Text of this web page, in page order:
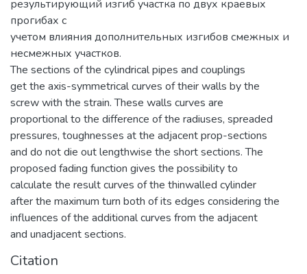
результирующий изгиб участка по двух краевых
прогибах с
учетом влияния дополнительных изгибов смежных и
несмежных участков.
The sections of the cylindrical pipes and couplings
get the axis-symmetrical curves of their walls by the
screw with the strain. These walls curves are
proportional to the difference of the radiuses, spreaded
pressures, toughnesses at the adjacent prop-sections
and do not die out lengthwise the short sections. The
proposed fading function gives the possibility to
calculate the result curves of the thinwalled cylinder
after the maximum turn both of its edges considering the
influences of the additional curves from the adjacent
and unadjacent sections.
Citation